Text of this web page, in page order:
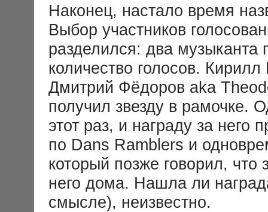
Наконец, настало время
Выбор участников
разделился: два
количество голосов.
Дмитрий Фёдоров aka
получил звезду в рамочке.
этот раз, и награду за него
по Dans Ramblers и
который позже говорил, что
него дома. Нашла ли
смысле), неизвестно.